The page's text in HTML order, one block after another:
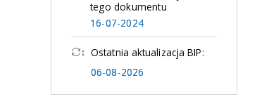
tego dokumentu
16-07-2024
Ostatnia aktualizacja BIP:
06-08-2026